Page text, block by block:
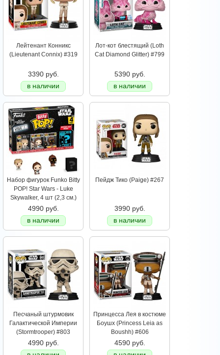
Лейтенант Конникс
(Lieutenant Connix) #319
3390 руб.
в наличии
Лот-кот блестящий (Loth
Cat Diamond Glitter) #799
5390 руб.
в наличии
Набор фигурок Funko Bitty
POP! Star Wars - Luke
Skywalker, 4 шт (2,3 см.)
4990 руб.
в наличии
Пейдж Тико (Paige) #267
3990 руб.
в наличии
Песчаный штурмовик
Галактической Империи
(Stormtrooper) #803
4990 руб.
Принцесса Лея в костюме
Боушх (Princess Leia as
Boushh) #606
4590 руб.